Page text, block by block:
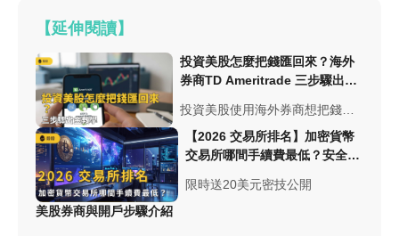
【延伸閱讀】
投資美股怎麼把錢匯回來？海外
券商TD Ameritrade 三步驟出金
投資美股使用海外券商想把錢匯
回台灣，卻不知道怎麼匯？使用
TD Ameritrade 出金超簡單，三
步驟告訴你如何填寫 TD
Ameritrade 券商出金的申請表
【2026 交易所排名】加密貨幣
交易所哪間手續費最低？安全性
限時送20美元密技公開
美股券商與開戶步驟介紹